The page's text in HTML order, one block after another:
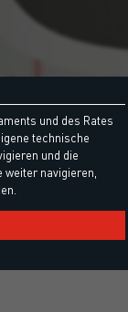
und des Rates
technische
und die
navigieren,